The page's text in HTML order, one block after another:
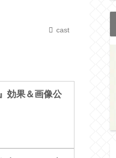
cast
効果＆画像公